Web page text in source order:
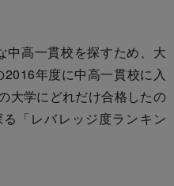
中高一貫校を探すため、大
年度に中高一貫校に入
大学にどれだけ合格したの
「レバレッジ度ランキン